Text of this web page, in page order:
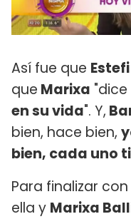
Así fue que Estefi
que Marixa
en su vida". Y,
bien, hace bien,
bien, cada uno
Para finalizar
ella y Marixa